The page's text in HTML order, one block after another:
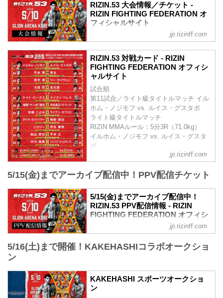
RIZIN.53 大会情報／チケット -
RIZIN FIGHTING FEDERATION オ
フィシャルサイト
【Trailer】RIZIN.53 | イルホム・ノジモフ
vs. ルイス・グスタボ
youtu.be
開催日時
2026年5月10日（日）12:00開場／14:00開
始
※オープニングファイトは11:30開始予定
終了予定時間
20:00〜21:00頃
予定時間が前後することがありますので
ご了承ください。
会場
GLION ARENA KOBE
阪急「神戸三宮駅」：徒歩 約18分
阪神「神戸三宮駅」：徒歩 約1...
jp.rizinff.com
RIZIN.53 対戦カード - RIZIN
FIGHTING FEDERATION オフィシ
ャルサイト
試合順
第11試合／ライト級タイトルマッチ イル
ホム・ノジモフ vs. ルイス・グスタボ
ライト級タイトルマッチ
RIZIN MMAルール：5分3R（71.0kg）
イルホム・ノジモフ vs. ルイス・グスタ
ボ
3分 3R（無差別級）
平本蓮 vs. 皇治
第9試合／高木凌 vs. リー・カイウェン
RIZIN MMAルール：5分3R（66.0kg）
jp.rizinff.com
5/15(金)までアーカイブ配信中！PPV配信チケット
5/15(金)までアーカイブ配信中！
RIZIN.53 PPV配信情報 - RIZIN
FIGHTING FEDERATION オフィシ
（金）12時よりRIZIN 100 CLUB、RIZIN
売開始）
お得なPPV前売りチケットは、大会前日
の5月9日（土）23:59まで販売！
jp.rizinff.com
5/16(土)まで開催！KAKEHASHIコラボオークショ
ン
KAKEHASHI スポーツオークショ
ン